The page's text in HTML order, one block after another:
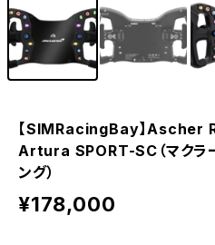
【SIMRacingBay】
Artura SPORT-SC（マクラ
ング）
¥178,000